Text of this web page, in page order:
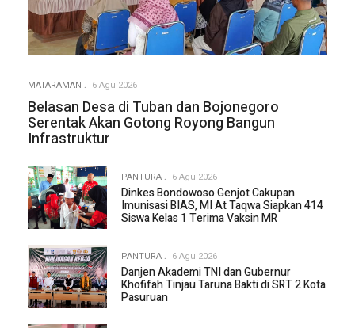
MATARAMAN 6 Agu 2026
Belasan Desa di Tuban dan Bojonegoro
Serentak Akan Gotong Royong Bangun
Infrastruktur
PANTURA 6 Agu 2026
Dinkes Bondowoso Genjot Cakupan
Imunisasi BIAS, MI At Taqwa Siapkan 414
Siswa Kelas 1 Terima Vaksin MR
PANTURA 6 Agu 2026
Danjen Akademi TNI dan Gubernur
Khofifah Tinjau Taruna Bakti di SRT 2 Kota
Pasuruan